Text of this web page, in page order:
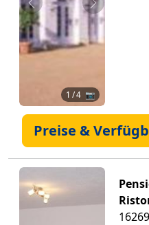
Zurück Weiter
1 / 4 📷
Preise &